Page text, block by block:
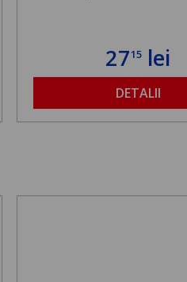
2715 lei
DETALII